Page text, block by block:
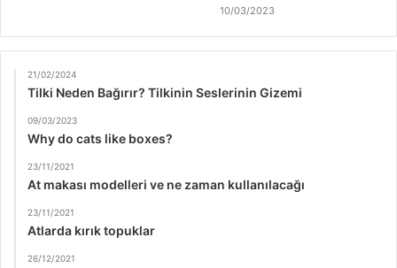
10/03/2023
21/02/2024
Tilki Neden Bağırır? Tilkinin Seslerinin Gizemi
09/03/2023
Why do cats like boxes?
23/11/2021
At makası modelleri ve ne zaman kullanılacağı
23/11/2021
Atlarda kırık topuklar
26/12/2021